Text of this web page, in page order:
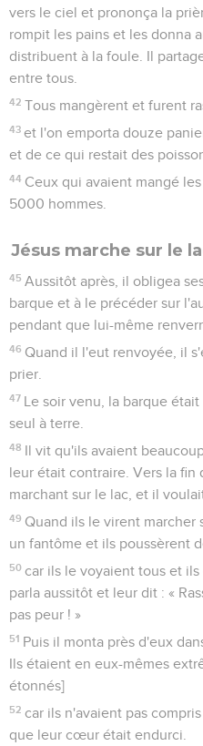
vers le ciel et prononça la
rompit les pains et les donna
distribuent à la foule. Il
entre tous.
42 Tous mangèrent et furent
43 et l'on emporta douze
et de ce qui restait des
44 Ceux qui avaient mangé
5000 hommes.
Jésus marche sur le
45 Aussitôt après, il obligea
barque et à le précéder sur
pendant que lui-même
46 Quand il l'eut renvoyée, il
prier.
47 Le soir venu, la barque
seul à terre.
48 Il vit qu'ils avaient
leur était contraire. Vers la fin
marchant sur le lac, et il
49 Quand ils le virent marcher
un fantôme et ils poussèrent
50 car ils le voyaient tous et
parla aussitôt et leur dit : «
pas peur ! »
51 Puis il monta près d'eux
Ils étaient en eux-mêmes
étonnés]
52 car ils n'avaient pas
que leur cœur était endurci.